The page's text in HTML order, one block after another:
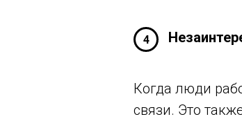
4
Когда люди
связи. Это